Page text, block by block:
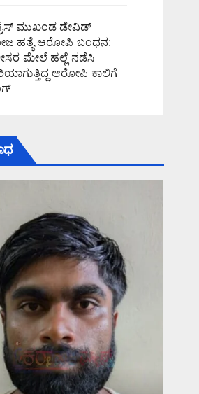
ಮುಖಂಡ ಡೇವಿಡ್
ಹತ್ಯೆ ಆರೋಪಿ ಬಂಧನ:
ಮೇಲೆ ಹಲ್ಲೆ ನಡೆಸಿ
ಆರೋಪಿ ಕಾಲಿಗೆ